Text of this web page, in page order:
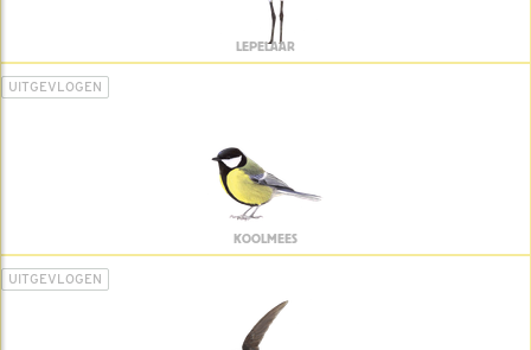
LEPELAAR
UITGEVLOGEN
KOOLMEES
UITGEVLOGEN